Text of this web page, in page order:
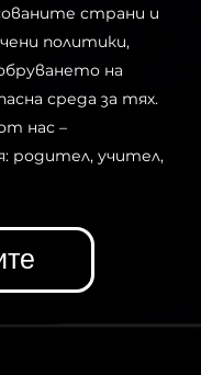
страни и
политики,
на
среда за тях.
нас –
родител, учител,